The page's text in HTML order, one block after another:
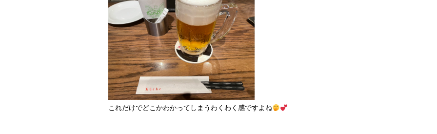
これだけでどこかわかってしまうわくわく感ですよね